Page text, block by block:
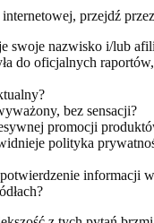
przejdź
swoje nazwisko i/lub
do oficjalnych
bez sensacji?
promocji
polityka
informacji